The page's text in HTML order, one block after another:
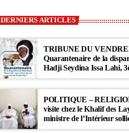
DERNIERS ARTICLES
TRIBUNE DU
Quarantenaire de la
Hadji Seydina Issa Lahi,
des Ahloulahi
POLITIQUE –
visite chez le Khalif des
ministre de l’Intérieur
prières pour le Sénégal